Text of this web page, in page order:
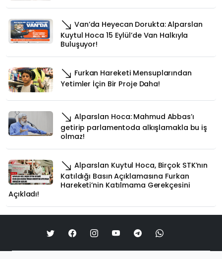
Van’da Heyecan Dorukta: Alparslan
Kuytul Hoca 15 Eylül’de Van Halkıyla
Buluşuyor!
Furkan Hareketi Mensuplarından
Yetimler İçin Bir Proje Daha!
Alparslan Hoca: Mahmud Abbas’ı
getirip parlamentoda alkışlamakla bu iş
olmaz!
Alparslan Kuytul Hoca, Birçok STK’nın
Katıldığı Basın Açıklamasına Furkan
Hareketi’nin Katılmama Gerekçesini
Açıkladı!